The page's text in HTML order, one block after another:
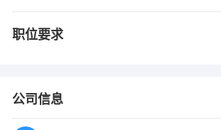
职位要求
公司信息